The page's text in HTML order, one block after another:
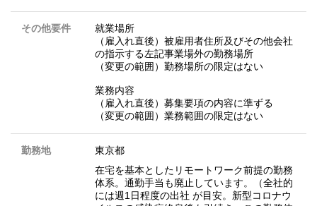
その他要件
就業場所
（雇入れ直後）被雇用者住所及びその他会社
の指示する左記事業場外の勤務場所
（変更の範囲）勤務場所の限定はない
業務内容
（雇入れ直後）募集要項の内容に準ずる
（変更の範囲）業務範囲の限定はない
勤務地
東京都
在宅を基本としたリモートワーク前提の勤務
体系。通勤手当も廃止しています。（全社的
には週1日程度の出社 が目安。新型コロナウ